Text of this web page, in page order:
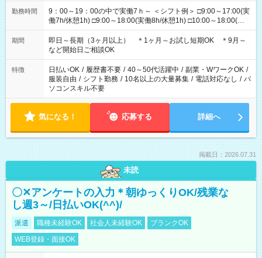
勤務時間
9：00～19：00の中で実働7ｈ～ ＜シフト例＞ □9:00～17:00(実
働7h/休憩1h) □9:00～18:00(実働8h/休憩1h) □10:00～18:00(実
働7h/休憩1h) □10:00～19:00(実働8h/休憩1h) ＊時間固定ＯＫ
期間
即日～長期（3ヶ月以上） ＊1ヶ月～お試し短期OK ＊9月～
など開始日ご相談OK
特徴 日払いOK / 履歴書不要 / 40～50代活躍中 / 副業・WワークOK /
服装自由 / シフト勤務 / 10名以上の大量募集 / 電話対応なし / パ
ソコンスキル不要
気になる！ 応募する 詳細へ
掲載日：2026.07.31
未読
〇✕アンケートの入力＊朝ゆっくりOK/残業な
し週3～/日払いOK(^^)/
派遣 職種未経験OK 社会人未経験OK
ブランクOK
WEB登録・面接OK